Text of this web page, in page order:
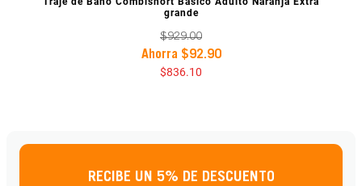
grande
$929.00
Ahorra $92.90
$836.10
RECIBE UN 5% DE DESCUENTO